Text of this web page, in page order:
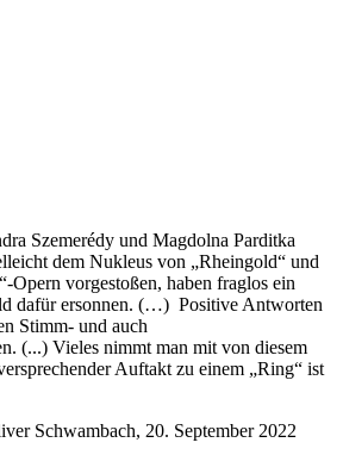
Szemerédy und Magdolna Parditka
dem Nukleus von „Rheingold“ und
Opern vorgestoßen, haben fraglos ein
dafür ersonnen. (…) Positive Antworten
Stimm- und auch
(...) Vieles nimmt man mit von diesem
Auftakt zu einem „Ring“ ist
Schwambach, 20. September 2022